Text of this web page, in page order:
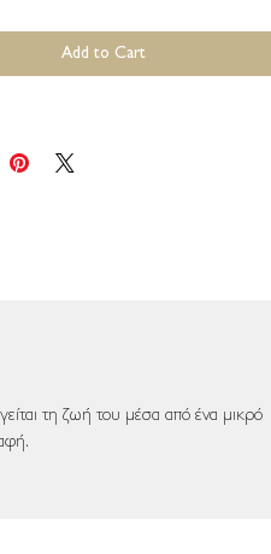
Add to Cart
τη ζωή του μέσα από ένα μικρό